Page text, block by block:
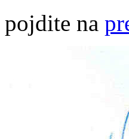
pojdite na